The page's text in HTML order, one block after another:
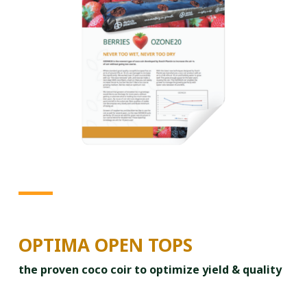
OPTIMA OPEN TOPS
the proven coco coir to optimize yield & quality